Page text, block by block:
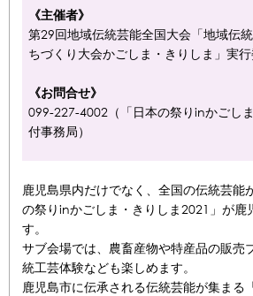
《主催者》
第29回地域伝統芸能全国大会「地域伝
ちづくり大会かごしま・きりしま」実
《お問合せ》
099-227-4002（「日本の祭りinかごし
付事務局）
鹿児島県内だけでなく、全国の伝統芸能
の祭りinかごしま・きりしま2021」が鹿
す。
サブ会場では、農畜産物や特産品の販売
統工芸体験なども楽しめます。
鹿児島市に伝承される伝統芸能が集まる